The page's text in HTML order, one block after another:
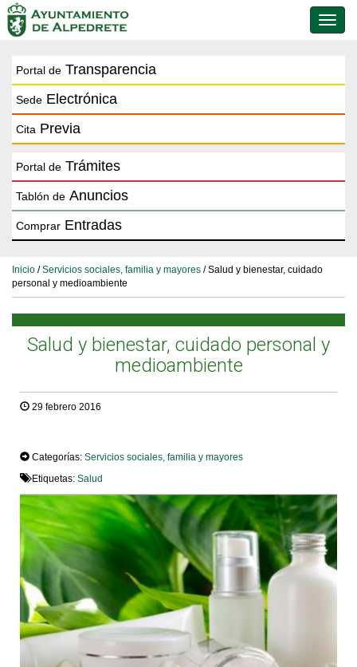
de
Portal de Transparencia
Sede Electrónica
Cita Previa
Portal de Trámites
Tablón de Anuncios
Comprar Entradas
Inicio /Servicios sociales, familia y mayores / Salud y bienestar, cuidado
personal y medioambiente
Salud y bienestar, cuidado personal y
medioambiente
29 febrero 2016
Categorías: Servicios sociales, familia y mayores
Etiquetas: Salud